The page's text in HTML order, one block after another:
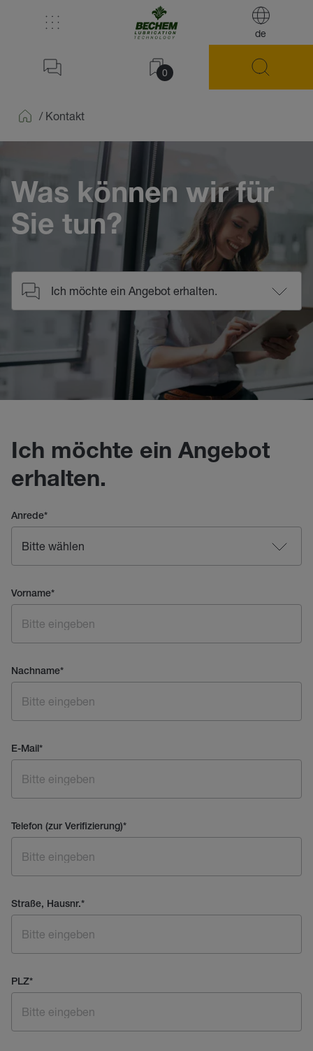
de
0
/ Kontakt
Was können wir für
Sie tun?
Ich möchte ein Angebot
erhalten.
Anrede*
Vorname*
Nachname*
E-Mail*
Telefon (zur Verifizierung)*
Straße, Hausnr.*
PLZ*